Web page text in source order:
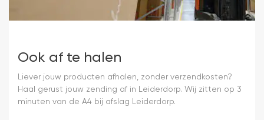
Ook af te halen
Liever jouw producten afhalen, zonder verzendkosten?
Haal gerust jouw zending af in Leiderdorp. Wij zitten op 3
minuten van de A4 bij afslag Leiderdorp.